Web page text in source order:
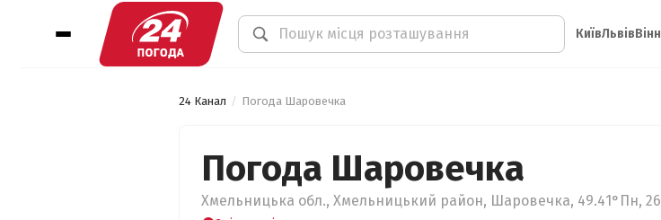
КиївЛьвів
24 Канал Погода Шаровечка
Погода Шаровечка
Хмельницька обл., Хмельницький район, Шаровечка, 49.41°Пн,